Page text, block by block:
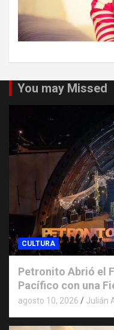
You may Missed
CULTURA
Petronito Abrió el
Pacífico con una
agosto 10, 2026 Julián